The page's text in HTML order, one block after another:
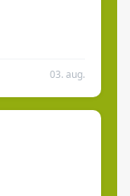
03. aug.